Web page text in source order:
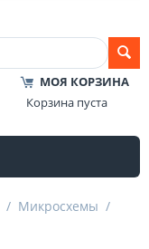
МОЯ КОРЗИНА
Корзина пуста
/ Микросхемы /